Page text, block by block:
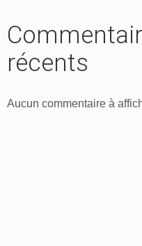
récents
Aucun commentaire à